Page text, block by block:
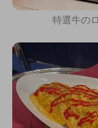
特選牛の